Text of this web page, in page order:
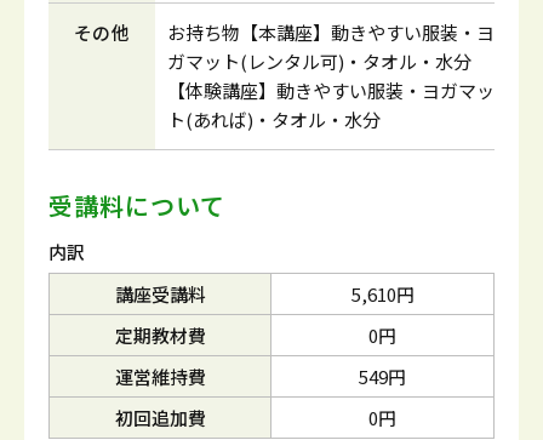
その他
お持ち物【本講座】動きやすい服装・ヨ
ガマット(レンタル可)・タオル・水分
【体験講座】動きやすい服装・ヨガマッ
ト(あれば)・タオル・水分
受講料について
内訳
講座受講料
5,610円
定期教材費
0円
運営維持費
549円
初回追加費
0円